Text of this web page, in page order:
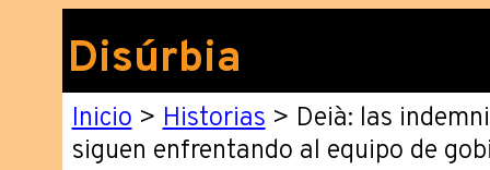
Disúrbia
Inicio>Historias> Deià: las
siguen enfrentando al equipo de